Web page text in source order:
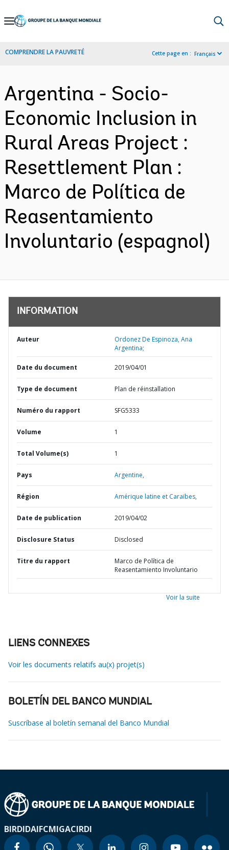
Skip
Navigation
COMPRENDRE LA PAUVRETÉ Cette page en : Français
Argentina - Socio-
Economic Inclusion in
Rural Areas Project :
Resettlement Plan :
Marco de Política de
Reasentamiento
Involuntario (espagnol)
INFORMATION
Auteur
Ordonez De Espinoza, Ana
Argentina;
Date du document 2019/04/01
Type de document Plan de réinstallation
Numéro du rapport SFG5333
Volume 1
Total Volume(s) 1
Pays Argentine,
Région Amérique latine et Caraïbes,
Date de publication 2019/04/02
Disclosure Status Disclosed
Titre du rapport
Marco de Política de
Reasentamiento Involuntario
Voir la suite
LIENS CONNEXES
Voir les documents relatifs au(x) projet(s)
BOLETÍN DEL BANCO MUNDIAL
Suscríbase al boletín semanal del Banco Mundial
BIRDIDAIFCMIGACIRDI